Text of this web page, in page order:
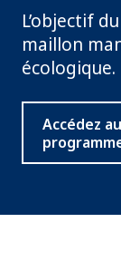
L’objectif
maillon
écologique.
Accédez